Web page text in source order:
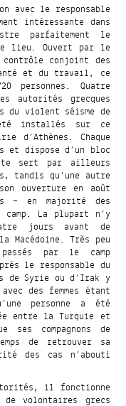
avec le responsable
intéressante dans
parfaitement le
lieu. Ouvert par le
contrôle conjoint des
et du travail, ce
personnes. Quatre
autorités grecques
du violent séisme de
installés sur ce
d’Athènes. Chaque
et dispose d’un bloc
sert par ailleurs
tandis qu’une autre
ouverture en août
– en majorité des
La plupart n’y
jours avant de
Très peu
par le camp
le responsable du
de Syrie ou d’Irak y
des femmes étant
personne a été
entre la Turquie et
compagnons de
de retrouver sa
des cas n’abouti
il fonctionne
volontaires grecs